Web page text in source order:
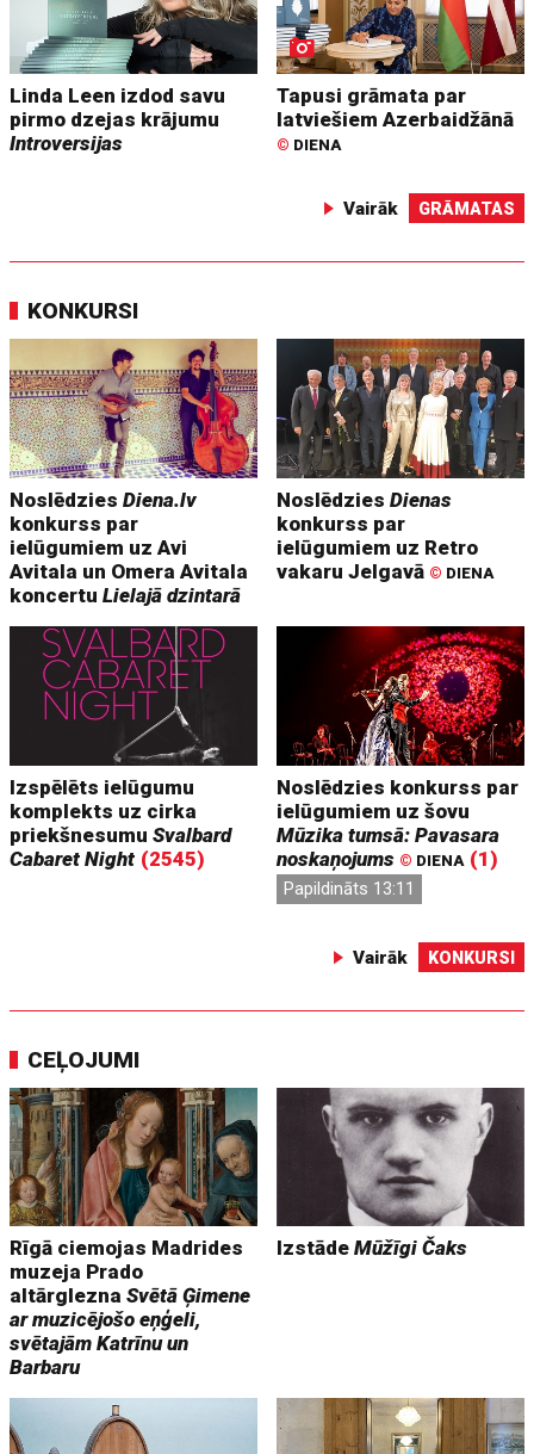
Linda Leen izdod savu
pirmo dzejas krājumu
Introversijas
Tapusi grāmata par
latviešiem Azerbaidžānā
© DIENA
Vairāk GRĀMATAS
KONKURSI
NoslēdziesDiena.lv
konkurss par
ielūgumiem uz Avi
Avitala un Omera Avitala
koncertuLielajā dzintarā
NoslēdziesDienas
konkurss par
ielūgumiem uz Retro
vakaru Jelgavā © DIENA
Izspēlēts ielūgumu
komplekts uz cirka
priekšnesumuSvalbard
Cabaret Night (2545)
Noslēdzies konkurss par
ielūgumiem uz šovu
Mūzika tumsā: Pavasara
noskaņojums © DIENA (1)
Papildināts 13:11
Vairāk KONKURSI
CEĻOJUMI
Rīgā ciemojas Madrides
muzeja Prado
altārgleznaSvētā Ģimene
ar muzicējošo eņģeli,
svētajām Katrīnu un
Barbaru
IzstādeMūžīgi Čaks